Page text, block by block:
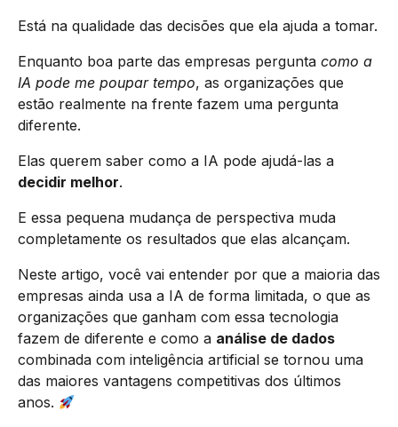
Está na qualidade das decisões que ela ajuda a tomar.
Enquanto boa parte das empresas pergunta como a
IA pode me poupar tempo, as organizações que
estão realmente na frente fazem uma pergunta
diferente.
Elas querem saber como a IA pode ajudá-las a
decidir melhor.
E essa pequena mudança de perspectiva muda
completamente os resultados que elas alcançam.
Neste artigo, você vai entender por que a maioria das
empresas ainda usa a IA de forma limitada, o que as
organizações que ganham com essa tecnologia
fazem de diferente e como a análise de dados
combinada com inteligência artificial se tornou uma
das maiores vantagens competitivas dos últimos
anos.